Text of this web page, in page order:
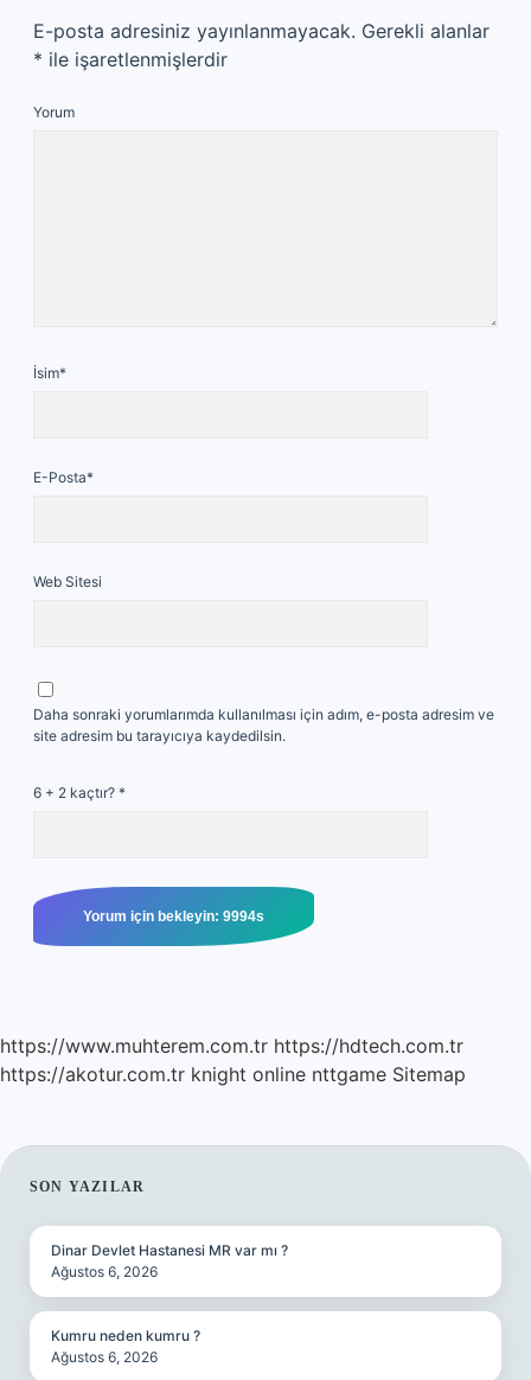
E-posta adresiniz yayınlanmayacak. Gerekli alanlar
* ile işaretlenmişlerdir
Yorum
İsim*
E-Posta*
Web Sitesi
Daha sonraki yorumlarımda kullanılması için adım, e-posta adresim ve
site adresim bu tarayıcıya kaydedilsin.
6 + 2 kaçtır? *
https://www.muhterem.com.tr https://hdtech.com.tr
https://akotur.com.tr knight online nttgame Sitemap
SIDEBAR
SON YAZILAR
Dinar Devlet Hastanesi MR var mı ?
Ağustos 6, 2026
Kumru neden kumru ?
Ağustos 6, 2026